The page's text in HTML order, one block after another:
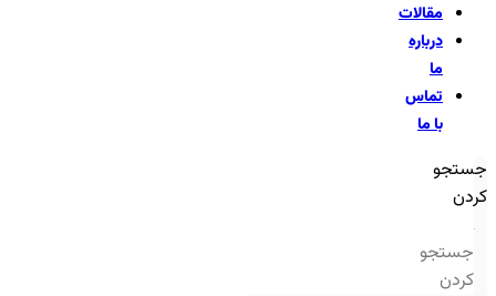
مقالات
درباره
ما
تماس
با ما
جستجو
کردن
جستجو
کردن